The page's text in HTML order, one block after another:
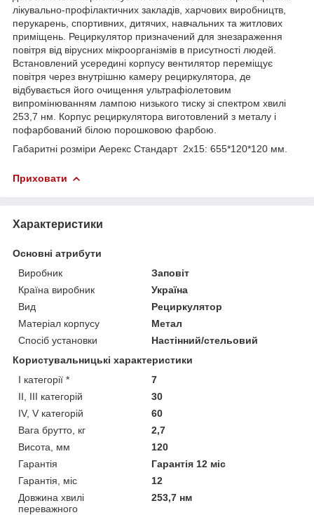
лікувально-профілактичних закладів, харчових виробництв,
перукарень, спортивних, дитячих, навчальних та житлових
приміщень. Рециркулятор призначений для знезараження
повітря від вірусних мікроорганізмів в присутності людей.
Встановлений усередині корпусу вентилятор переміщує
повітря через внутрішню камеру рециркулятора, де
відбувається його очищення ультрафіолетовим
випромінюванням лампою низького тиску зі спектром хвилі
253,7 нм. Корпус рециркулятора виготовлений з металу і
пофарбований білою порошковою фарбою.
Габаритні розміри Аерекс Стандарт 2x15: 655*120*120 мм.
Приховати
Характеристики
Основні атрибути
Виробник
Заповіт
Країна виробник
Україна
Вид
Рециркулятор
Матеріал корпусу
Метал
Спосіб установки
Настінний/стельовий
Користувальницькі характеристики
I категорії *
7
II, III категорій
30
IV, V категорій
60
Вага брутто, кг
2,7
Висота, мм
120
Гарантія
Гарантія 12 міс
Гарантія, міс
12
Довжина хвилі
переважного
253,7 нм